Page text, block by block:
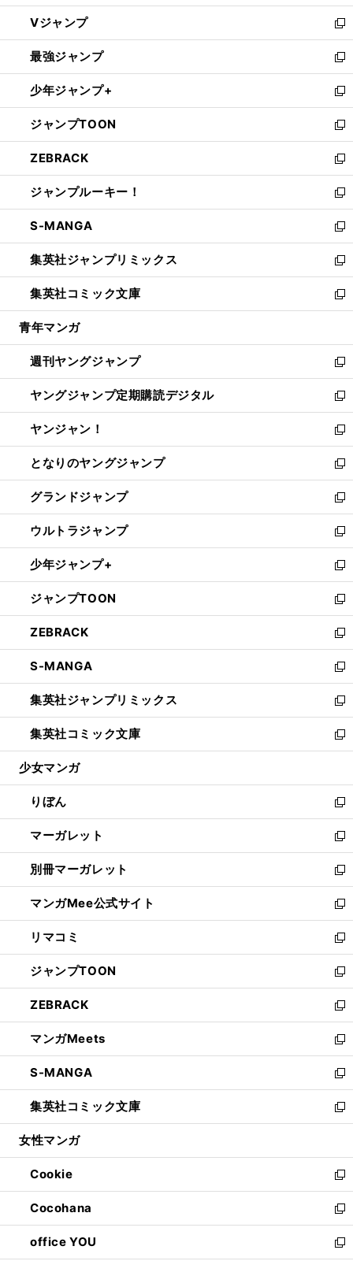
ウ
ィ
ン
ド
ウ
で
開
く
し
い
ウ
ィ
ン
ド
ウ
で
開
く
Vジャンプ
新
し
い
ウ
ィ
ン
ド
ウ
で
開
く
最強ジャンプ
新
し
い
ウ
ィ
ン
ド
ウ
で
開
く
少年ジャンプ+
新
し
い
ウ
ィ
ン
ド
ウ
で
開
く
ジャンプTOON
新
し
い
ウ
ィ
ン
ド
ウ
で
開
く
ZEBRACK
新
し
い
ウ
ィ
ン
ド
ウ
で
開
ジャンプルーキー！
新
し
い
ウ
ィ
ン
ド
ウ
開
く
S-MANGA
新
し
い
ウ
ィ
ン
ウ
で
開
く
集英社ジャンプリミックス
新
し
い
ウ
ン
ド
ウ
で
開
く
集英社コミック文庫
新
し
ウ
ィ
ン
ド
ウ
で
開
く
青年マンガ
週刊ヤングジャンプ
新
し
い
ウ
ィ
ン
ド
ウ
で
開
く
ヤングジャンプ定期購読デジタル
新
し
い
ウ
ィ
ン
ド
ウ
で
開
く
ヤンジャン！
新
し
い
ウ
ィ
ン
ド
ウ
で
開
く
となりのヤングジャンプ
新
し
い
ウ
ィ
ン
ド
ウ
で
開
く
グランドジャンプ
新
し
い
ウ
ィ
ン
ド
ウ
で
開
く
ウルトラジャンプ
新
し
い
ウ
ィ
ン
ド
ウ
で
開
く
少年ジャンプ+
新
し
い
ウ
ィ
ン
ド
ウ
で
開
く
ジャンプTOON
新
し
い
ウ
ィ
ン
ド
ウ
で
開
ZEBRACK
新
し
い
ウ
ィ
ン
ド
ウ
開
く
S-MANGA
新
し
い
ウ
ィ
ン
ウ
で
開
く
集英社ジャンプリミックス
新
し
い
ウ
ン
ド
ウ
で
開
く
集英社コミック文庫
新
し
ウ
ィ
ン
ド
ウ
で
開
く
少女マンガ
りぼん
新
し
い
ウ
ィ
ン
ド
ウ
で
開
く
マーガレット
新
し
い
ウ
ィ
ン
ド
ウ
で
開
く
別冊マーガレット
新
し
い
ウ
ィ
ン
ド
ウ
で
開
く
マンガMee公式サイト
新
し
い
ウ
ィ
ン
ド
ウ
で
開
く
リマコミ
新
し
い
ウ
ィ
ン
ド
ウ
で
開
く
ジャンプTOON
新
し
い
ウ
ィ
ン
ド
ウ
で
開
ZEBRACK
新
し
い
ウ
ィ
ン
ド
ウ
開
く
マンガMeets
新
し
い
ウ
ィ
ン
ウ
で
開
く
S-MANGA
新
し
い
ウ
ン
ド
ウ
で
開
く
集英社コミック文庫
新
し
ウ
ィ
ン
ド
ウ
で
女性マンガ
Cookie
新
し
い
ウ
ィ
Cocohana
新
し
い
office YOU
新